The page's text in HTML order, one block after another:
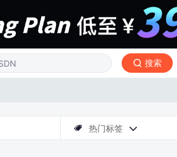
搜索
 热门标签 